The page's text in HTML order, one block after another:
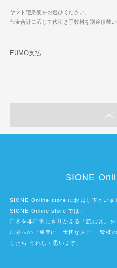
ヤマト宅急便をお選びください。
代金合計に応じて代引き手数料を別途頂戴い
EUMO支払
SIONE
SIONE Online store にお越し下さいま
SIONE Online store では、
日常を非日常にきりかえる「読む器」を
自分へのご褒美に、大切な人に、 皆様
したら うれしく思います。